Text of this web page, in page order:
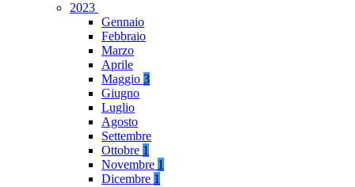
2023
Gennaio
Febbraio
Marzo
Aprile
Maggio 3
Giugno
Luglio
Agosto
Settembre
Ottobre 1
Novembre 1
Dicembre 1